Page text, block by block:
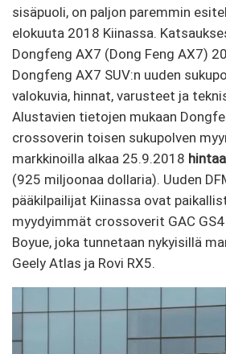
sisäpuoli, on paljon paremmin
elokuuta 2018 Kiinassa.
Dongfeng AX7 (Dong Feng AX7)
Dongfeng AX7 SUV:n uuden
valokuvia, hinnat, varusteet ja
Alustavien tietojen mukaan
crossoverin toisen sukupolven
markkinoilla alkaa 25.9.2018
(925 miljoonaa dollaria). Uuden
pääkilpailijat Kiinassa ovat
myydyimmät crossoverit GAC GS4
Boyue, joka tunnetaan nykyisillä
Geely Atlas ja Rovi RX5.